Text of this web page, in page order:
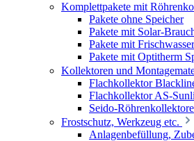
Komplettpakete mit
Pakete ohne Speicher
Pakete mit Solar-
Pakete mit
Pakete mit Optitherm
Kollektoren und
Flachkollektor
Flachkollektor AS-
Seido-
Frostschutz, Werkzeug etc.
Anlagenbefüllung,